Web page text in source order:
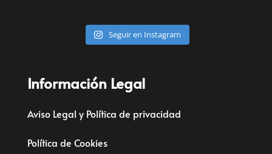
Seguir en Instagram
Información Legal
Aviso Legal y Política de privacidad
Política de Cookies